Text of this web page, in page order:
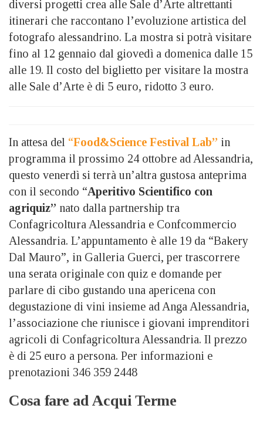
diversi progetti crea alle Sale d’Arte altrettanti
itinerari che raccontano l’evoluzione artistica del
fotografo alessandrino. La mostra si potrà visitare
fino al 12 gennaio dal giovedì a domenica dalle 15
alle 19. Il costo del biglietto per visitare la mostra
alle Sale d’Arte è di 5 euro, ridotto 3 euro.
In attesa del “Food&Science Festival Lab” in
programma il prossimo 24 ottobre ad Alessandria,
questo venerdì si terrà un’altra gustosa anteprima
con il secondo “Aperitivo Scientifico con
agriquiz” nato dalla partnership tra
Confagricoltura Alessandria e Confcommercio
Alessandria. L’appuntamento è alle 19 da “Bakery
Dal Mauro”, in Galleria Guerci, per trascorrere
una serata originale con quiz e domande per
parlare di cibo gustando una apericena con
degustazione di vini insieme ad Anga Alessandria,
l’associazione che riunisce i giovani imprenditori
agricoli di Confagricoltura Alessandria. Il prezzo
è di 25 euro a persona. Per informazioni e
prenotazioni 346 359 2448
Cosa fare ad Acqui Terme